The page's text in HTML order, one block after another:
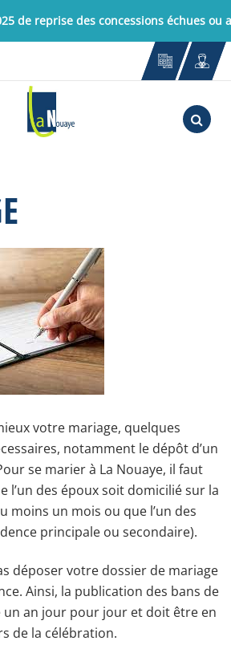
de reprise des concessions échues ou
Aller
votre mariage, quelques
notamment le dépôt d’un
se marier à La Nouaye, il faut
l’un des époux soit domicilié sur la
moins un mois ou que l’un des
principale ou secondaire).
déposer votre dossier de mariage
Ainsi, la publication des bans de
un an jour pour jour et doit être en
de la célébration.